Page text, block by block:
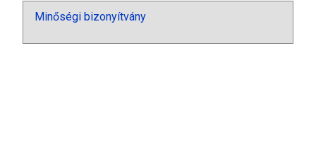
Minőségi bizonyítvány